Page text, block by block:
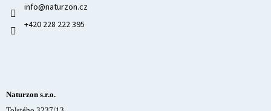
info@naturzon.cz
+420 228 222 395
Naturzon s.r.o.